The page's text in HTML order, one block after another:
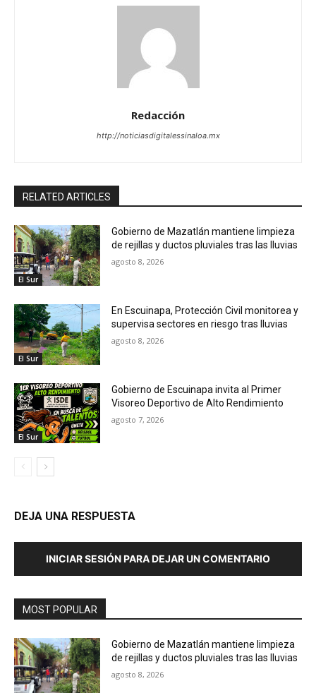
Redacción
http://noticiasdigitalessinaloa.mx
RELATED ARTICLES
El Sur
Gobierno de Mazatlán mantiene limpieza
de rejillas y ductos pluviales tras las lluvias
agosto 8, 2026
El Sur
En Escuinapa, Protección Civil monitorea y
supervisa sectores en riesgo tras lluvias
agosto 8, 2026
El Sur
Gobierno de Escuinapa invita al Primer
Visoreo Deportivo de Alto Rendimiento
agosto 7, 2026
DEJA UNA RESPUESTA
INICIAR SESIÓN PARA DEJAR UN COMENTARIO
MOST POPULAR
Gobierno de Mazatlán mantiene limpieza
de rejillas y ductos pluviales tras las lluvias
agosto 8, 2026